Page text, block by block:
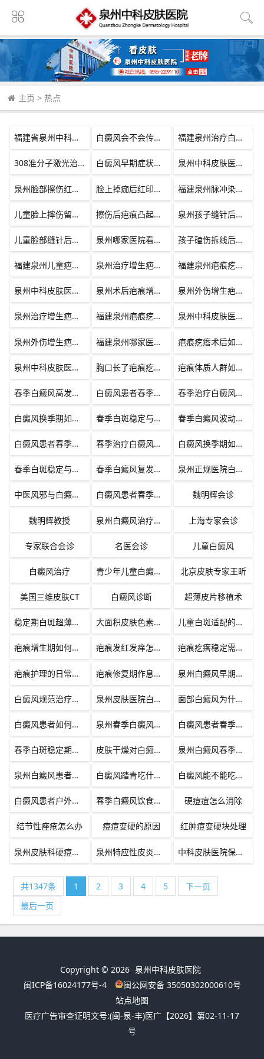
主页 > 热点
福建省泉州中科皮肤医院 白癜风会不会传染给别人 福建泉州治疗白癜风哪家医院专业
308准分子激光治疗白斑效果 白癜风早期症状及治疗方法 泉州中科皮肤医院怎么样
泉州脸部擦伤红色疤痕怎么去除 脸上掉痂后红印一直不退原因 福建泉州脉冲染料激光褪红价格
儿童脸上摔伤留红印用什么药膏好 擦伤后疤痕凸起发痒怎么治疗 泉州孩子缝针后疤痕凸起怎么治疗
儿童脸部缝针后用什么祛疤膏效果好 泉州哪家医院看小孩疤痕增生比较好 孩子磕伤拆线后多久可以做激光去疤
福建泉州儿童疤痕疙瘩修复医院推荐 泉州治疗增生疤痕的专业医院 福建泉州疤痕疙瘩修复可靠机构
泉州中科皮肤医院疤痕专科专家团队 泉州术后疤痕增生修复哪里好 泉州外伤增生疤痕综合修复方案
泉州治疗增生疤痕的专科医院 福建泉州疤痕疙瘩去除靠谱机构 泉州中科皮肤医院疤痕门诊专家团队
泉州外伤增生疤痕激光无创修复 福建泉州哪家医院治疗疤痕疙瘩比较专业 疤痕疙瘩术后如何有效预防再次增生
泉州中科皮肤医院疤痕修复技术怎么样 胸口长了疤痕疙瘩又痛又痒怎么处理 疤痕体质人群如何科学预防疤痕疙瘩形成
春季白癜风高发原因与应对 白癜风患者春季防晒注意事项 春季治疗白癜风的优势
白癜风换季期如何防止扩散 春季白斑稳定与科学护理方法 春季白癜风波动原因与应对
白癜风患者春季皮肤护理方法 春季治疗白癜风有哪些优势 白癜风换季期如何避免扩散
春季白斑稳定与科学防晒要点 春季白癜风复发原因及应对方法 泉州正规医院白癜风春季调理建议
中医风邪与白癜风气血失和的关系 白癜风患者春季防晒与免疫调节 魏明辉会诊
魏明辉教授 泉州白癜风治疗专家会诊 上海专家会诊
专家联合会诊 名医会诊 儿童白癜风
白癜风治疗 青少年儿童白癜风治疗新策略 北京皮肤专家王昕
美国三维皮肤CT 白癜风诊断 超薄皮片移植术
稳定期白斑超薄皮片移植方案 大面积皮肤色素问题超薄皮片修复 儿童白斑适配的超薄皮片移植术
疤痕增生期如何护理 疤痕发红发痒怎么缓解 疤痕疙瘩稳定需要多久
疤痕护理的日常注意事项 疤痕修复期作息调整 泉州白癜风早期治疗黄金期
白癜风规范治疗需要多久能复色 泉州皮肤医院白癜风日常护理指南 面部白癜风为什么恢复效果好
白癜风患者如何避免病情加重 泉州春季白癜风为什么容易扩散 白癜风患者春季如何做好防晒护理
春季白斑稳定期治疗注意事项 皮肤干燥对白癜风的影响与应对 泉州白癜风春季同形反应预防
泉州白癜风患者春季饮食禁忌 白癜风踏青吃什么水果好 白癜风能不能吃辛辣食物
白癜风患者户外烧烤注意事项 春季白癜风饮食护理指南 硬痘痘怎么消除
结节性痤疮怎么办 痘痘变硬的原因 红肿痘变硬块处理
泉州皮肤科硬痘咨询 泉州特应性皮炎科学护理 中科皮肤医院保湿剂选择
共1347条 1 2 3 4 5
下一页
最后一页
Copyright © 2026 泉州中科皮肤医院
闽ICP备16024177号-4
闽公网安备 35050302000610号
站点地图
医疗广告审查证明文号:(闽-泉-丰)医广【2026】第02-11-17
号